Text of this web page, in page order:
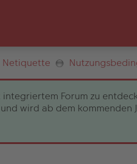
Netiquette
Forum zu
wird ab dem